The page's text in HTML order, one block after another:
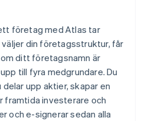
företag med Atlas tar
väljer din företagsstruktur, får
ditt företagsnamn är
till fyra medgrundare. Du
upp aktier, skapar en
framtida investerare och
och e-signerar sedan alla